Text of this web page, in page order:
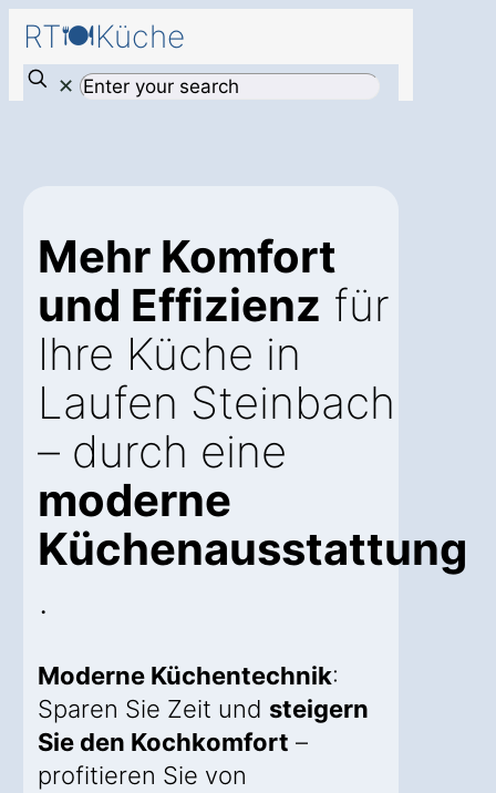
RT🍽️Küche
✕
Mehr Komfort
und Effizienz für
Ihre Küche in
Laufen Steinbach
– durch eine
moderne
Küchenausstattung
.
Moderne Küchentechnik:
Sparen Sie Zeit und steigern
Sie den Kochkomfort –
profitieren Sie von